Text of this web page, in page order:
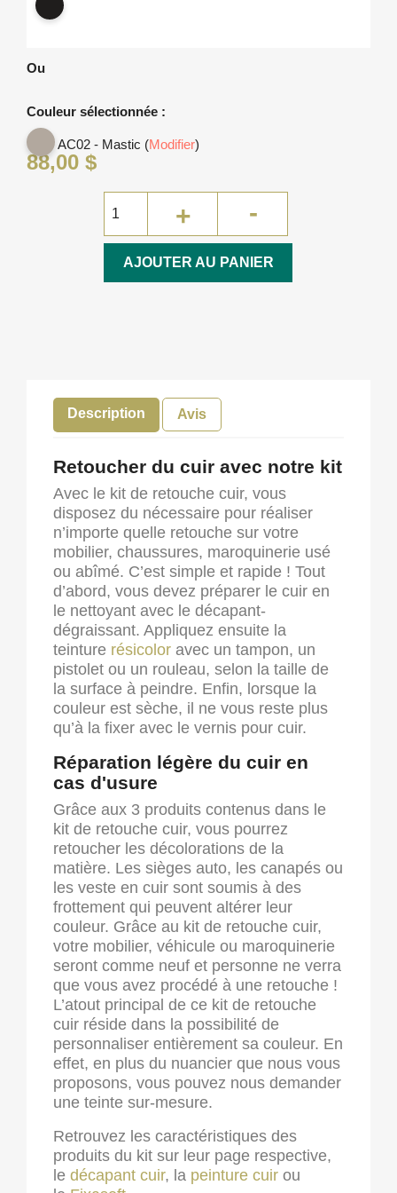
PP20
Noir
Ou
Couleur sélectionnée :
AC02 - Mastic (Modifier)
88,00 $
AJOUTER AU PANIER
Description Avis
Retoucher du cuir avec notre kit
Avec le kit de retouche cuir, vous
disposez du nécessaire pour réaliser
n’importe quelle retouche sur votre
mobilier, chaussures, maroquinerie usé
ou abîmé. C’est simple et rapide ! Tout
d’abord, vous devez préparer le cuir en
le nettoyant avec le décapant-
dégraissant. Appliquez ensuite la
teinture résicolor avec un tampon, un
pistolet ou un rouleau, selon la taille de
la surface à peindre. Enfin, lorsque la
couleur est sèche, il ne vous reste plus
qu’à la fixer avec le vernis pour cuir.
Réparation légère du cuir en
cas d'usure
Grâce aux 3 produits contenus dans le
kit de retouche cuir, vous pourrez
retoucher les décolorations de la
matière. Les sièges auto, les canapés ou
les veste en cuir sont soumis à des
frottement qui peuvent altérer leur
couleur. Grâce au kit de retouche cuir,
votre mobilier, véhicule ou maroquinerie
seront comme neuf et personne ne verra
que vous avez procédé à une retouche !
L’atout principal de ce kit de retouche
cuir réside dans la possibilité de
personnaliser entièrement sa couleur. En
effet, en plus du nuancier que nous vous
proposons, vous pouvez nous demander
une teinte sur-mesure.
Retrouvez les caractéristiques des
produits du kit sur leur page respective,
le décapant cuir, la peinture cuir ou